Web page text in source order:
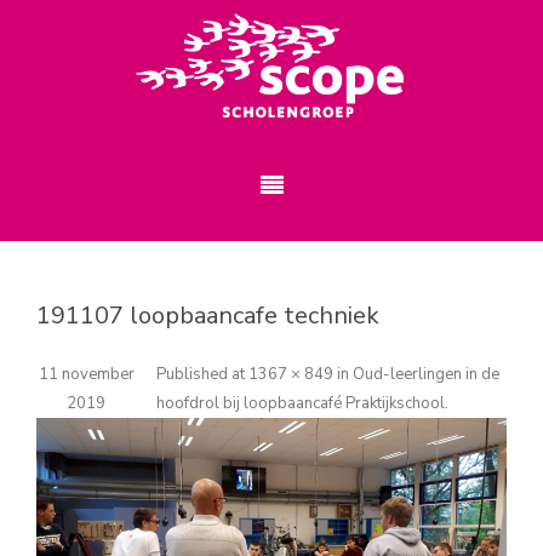
191107 loopbaancafe techniek
Published
11 november
2019
at 1367 × 849 in Oud-leerlingen in de
hoofdrol bij loopbaancafé Praktijkschool.